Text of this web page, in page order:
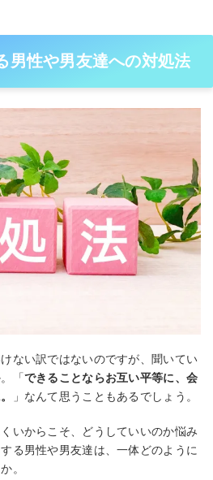
男性や男友達への対処法
ない訳ではないのですが、聞いてい
「できることならお互い平等に、会
」なんて思うこともあるでしょう。
いからこそ、どうしていいのか悩み
る男性や男友達は、一体どのように
。